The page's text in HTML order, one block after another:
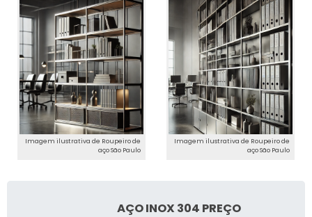
Imagem ilustrativa de Roupeiro de
aço São Paulo
Imagem ilustrativa de Roupeiro de
aço São Paulo
AÇO INOX 304 PREÇO